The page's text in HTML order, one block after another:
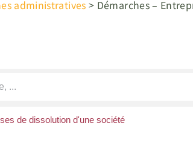
administratives > Démarches –
de dissolution d'une société